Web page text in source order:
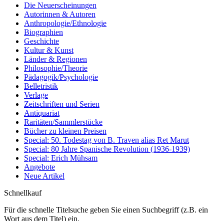
Die Neuerscheinungen
Autorinnen & Autoren
Anthropologie/Ethnologie
Biographien
Geschichte
Kultur & Kunst
Länder & Regionen
Philosophie/Theorie
Pädagogik/Psychologie
Belletristik
Verlage
Zeitschriften und Serien
Antiquariat
Raritäten/Sammlerstücke
Bücher zu kleinen Preisen
Special: 50. Todestag von B. Traven alias Ret Marut
Special: 80 Jahre Spanische Revolution (1936-1939)
Special: Erich Mühsam
Angebote
Neue Artikel
Schnellkauf
Für die schnelle Titelsuche geben Sie einen Suchbegriff (z.B. ein
Wort aus dem Titel) ein.